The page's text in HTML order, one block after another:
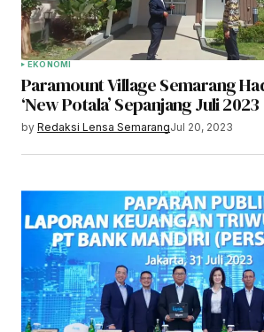
EKONOMI
Paramount Village Semarang
‘New Potala’ Sepanjang Juli 2023
by Redaksi Lensa SemarangJul 20, 2023